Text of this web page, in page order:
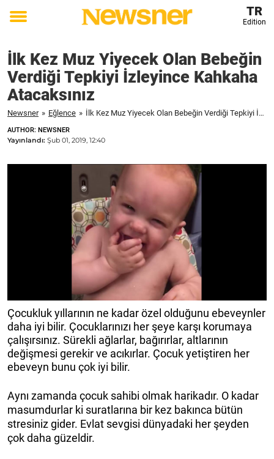
Toggle
TR
Edition
İlk Kez Muz Yiyecek Olan Bebeğin
Verdiği Tepkiyi İzleyince Kahkaha
Atacaksınız
Newsner » Eğlence » İlk Kez Muz Yiyecek Olan Bebeğin Verdiği Tepkiyi İzleyince Kahkaha Atacaksınız
AUTHOR: NEWSNER
Yayınlandı: Şub 01, 2019, 12:40
Çocukluk yıllarının ne kadar özel olduğunu ebeveynler
daha iyi bilir. Çocuklarınızı her şeye karşı korumaya
çalışırsınız. Sürekli ağlarlar, bağırırlar, altlarının
değişmesi gerekir ve acıkırlar. Çocuk yetiştiren her
ebeveyn bunu çok iyi bilir.
Aynı zamanda çocuk sahibi olmak harikadır. O kadar
masumdurlar ki suratlarına bir kez bakınca bütün
stresiniz gider. Evlat sevgisi dünyadaki her şeyden
çok daha güzeldir.